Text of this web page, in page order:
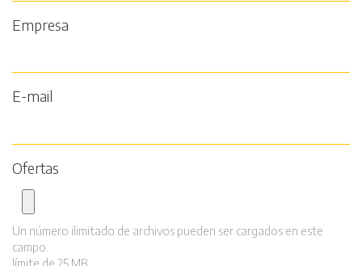
Empresa
E-mail
Ofertas
Un número ilimitado de archivos pueden ser cargados en este
campo.
límite de 25 MB.